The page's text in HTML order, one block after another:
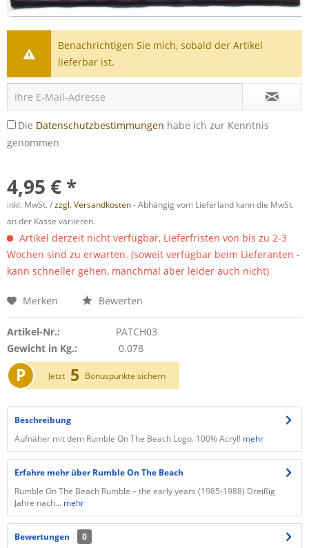
Benachrichtigen Sie mich, sobald der Artikel
lieferbar ist.
Die Datenschutzbestimmungen habe ich zur Kenntnis
genommen
4,95 € *
inkl. MwSt. /zzgl. Versandkosten- Abhängig vom Lieferland kann die MwSt.
an der Kasse variieren.
Artikel derzeit nicht verfügbar, Lieferfristen von bis zu 2-3
Wochen sind zu erwarten. (soweit verfügbar beim Lieferanten -
kann schneller gehen, manchmal aber leider auch nicht)
Merken Bewerten
Artikel-Nr.:
PATCH03
Gewicht in Kg.:
0.078
P Jetzt 5 Bonuspunkte sichern
Beschreibung
Aufnäher mit dem Rumble On The Beach Logo. 100% Acryl! mehr
Erfahre mehr über Rumble On The Beach
Rumble On The Beach Rumble – the early years (1985-1988) Dreißig
Jahre nach... mehr
Bewertungen
0